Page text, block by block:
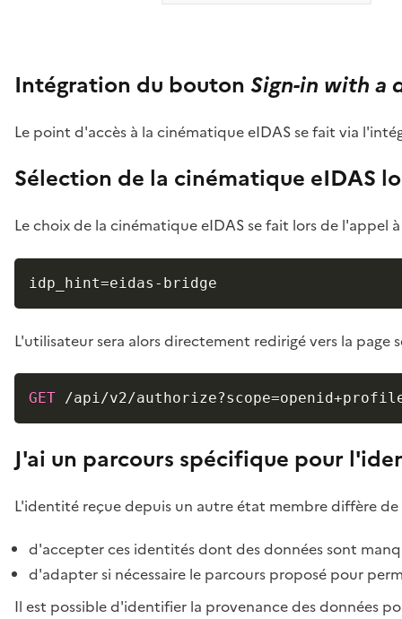
Intégration du boutonSign-in with a
Le point d'accès à la cinématique eIDAS se fait via
Sélection de la cinématique eIDAS
Le choix de la cinématique eIDAS se fait lors de l'appel
idp_hint=eidas-bridge
L'utilisateur sera alors directement redirigé vers la
GET /api/v2/
J'ai un parcours spécifique pour
L'identité reçue depuis un autre état membre diffère
d'accepter ces identités dont des données sont
d'adapter si nécessaire le parcours proposé pour
Il est possible d'identifier la provenance des données